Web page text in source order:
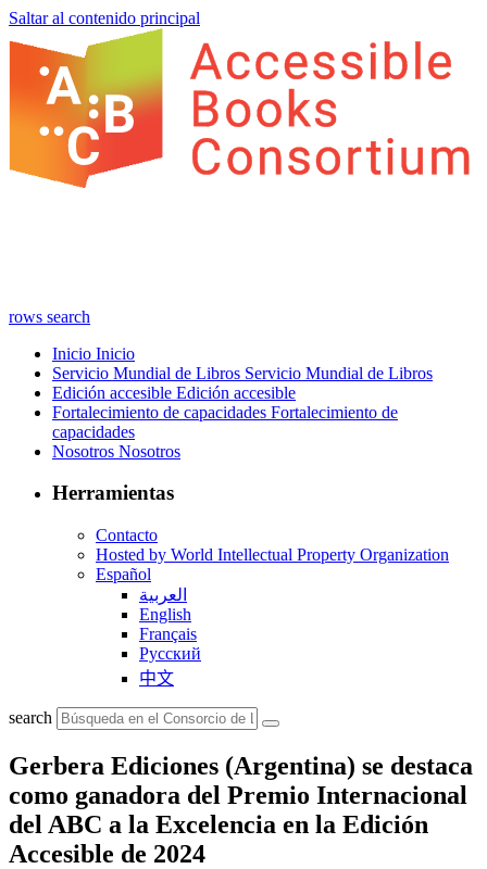
Saltar al contenido principal
rows search
Inicio Inicio
Servicio Mundial de Libros Servicio Mundial de Libros
Edición accesible Edición accesible
Fortalecimiento de capacidades Fortalecimiento de
capacidades
Nosotros Nosotros
Herramientas
Contacto
Hosted by World Intellectual Property Organization
Español
العربية
English
Français
Русский
中文
search
Gerbera Ediciones (Argentina) se destaca
como ganadora del Premio Internacional
del ABC a la Excelencia en la Edición
Accesible de 2024